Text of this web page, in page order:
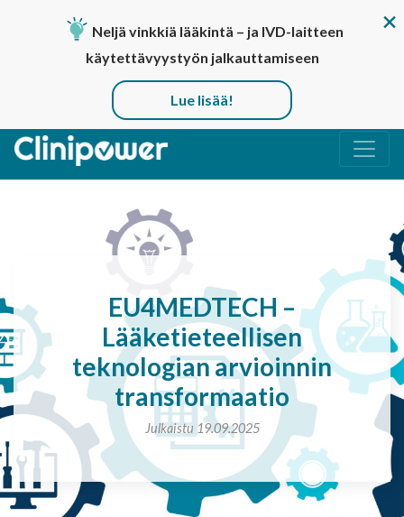
Päävalikko
EU4MEDTECH –
Lääketieteellisen
teknologian arvioinnin
transformaatio
Julkaistu 19.09.2025
Neljä vinkkiä lääkintä – ja IVD-laitteen
käytettävyystyön jalkauttamiseen
Lue lisää!